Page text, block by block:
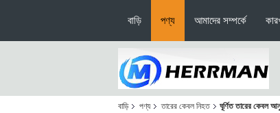
বাড়ি পণ্য আমাদের সম্পর্কে
বাড়ি পণ্য তারের কেবল নিহত ঘূর্ণিত তারের কেবল